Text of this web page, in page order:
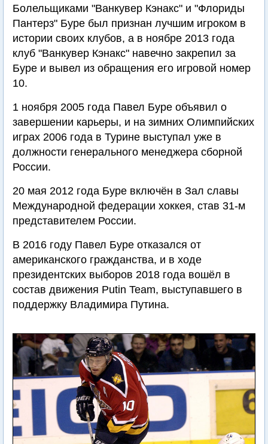
Болельщиками "Ванкувер Кэнакс" и "Флориды
Пантерз" Буре был признан лучшим игроком в
истории своих клубов, а в ноябре 2013 года
клуб "Ванкувер Кэнакс" навечно закрепил за
Буре и вывел из обращения его игровой номер
10.
1 ноября 2005 года Павел Буре объявил о
завершении карьеры, и на зимних Олимпийских
играх 2006 года в Турине выступал уже в
должности генерального менеджера сборной
России.
20 мая 2012 года Буре включён в Зал славы
Международной федерации хоккея, став 31-м
представителем России.
В 2016 году Павел Буре отказался от
американского гражданства, и в ходе
президентских выборов 2018 года вошёл в
состав движения Putin Team, выступавшего в
поддержку Владимира Путина.